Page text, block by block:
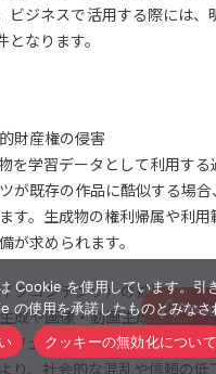
ビジネスで活用する際には、
なります。
財産権の侵害
を学習データとして利用する
が既存の作品に酷似する場
す。生成物の権利帰属や利用
が求められます。
クコンテンツ）の拡散
成や画像・動画生成AIは、事
フェイクを容易に作成・拡散
り、社会的な混乱や信頼の低
Cookie を使用しています。引
の使用を承諾したものとみなさ
クッキーの無効化について